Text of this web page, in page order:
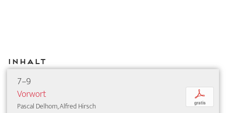
Inhalt
7–9
Vorwort
Pascal Delhom, Alfred Hirsch
p
gratis